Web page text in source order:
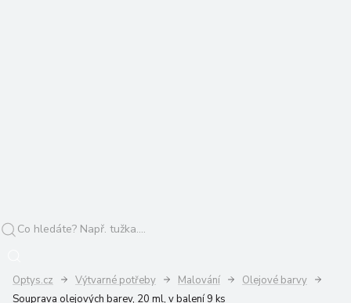
Optys.cz Výtvarné potřeby Malování
Olejové barvy
Souprava olejových barev, 20 ml, v balení 9 ks